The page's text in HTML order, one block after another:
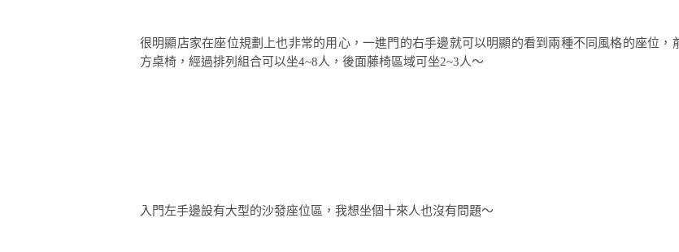
很明顯店家在座位規劃上也非常的用心，一進門的右手邊就可以明顯的看到兩種不同風格的座位，
方桌椅，經過排列組合可以坐4~8人，後面藤椅區域可坐2~3人～
入門左手邊設有大型的沙發座位區，我想坐個十來人也沒有問題～